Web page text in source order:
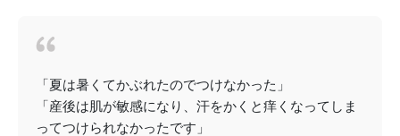
「夏は暑くてかぶれたのでつけなかった」
「産後は肌が敏感になり、汗をかくと痒くなってしま
ってつけられなかったです」